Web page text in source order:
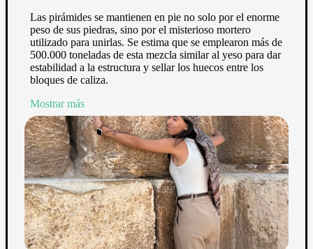
Las pirámides se mantienen en pie no solo por el enorme
peso de sus piedras, sino por el misterioso mortero
utilizado para unirlas. Se estima que se emplearon más de
500.000 toneladas de esta mezcla similar al yeso para dar
estabilidad a la estructura y sellar los huecos entre los
bloques de caliza.
Mostrar más